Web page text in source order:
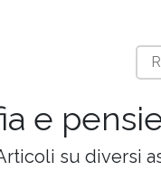
e
su diversi